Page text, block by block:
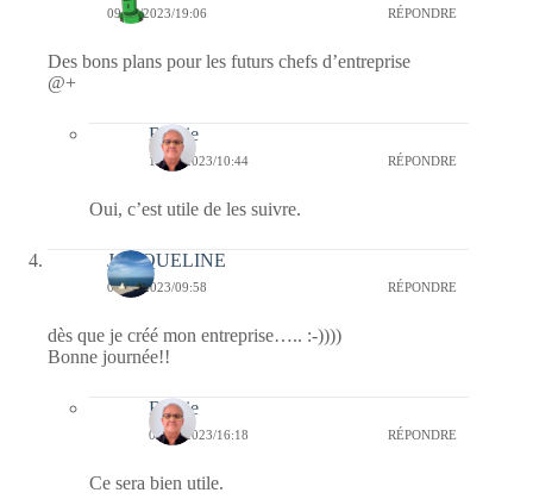
09/09/2023/19:06 RÉPONDRE
Des bons plans pour les futurs chefs d’entreprise
@+
Bernie
10/09/2023/10:44 RÉPONDRE
Oui, c’est utile de les suivre.
JACQUELINE
09/09/2023/09:58 RÉPONDRE
dès que je créé mon entreprise….. :-))))
Bonne journée!!
Bernie
09/09/2023/16:18 RÉPONDRE
Ce sera bien utile.